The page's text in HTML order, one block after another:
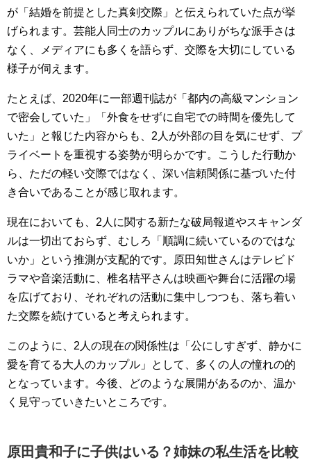
が「結婚を前提とした真剣交際」と伝えられていた点が挙
げられます。芸能人同士のカップルにありがちな派手さは
なく、メディアにも多くを語らず、交際を大切にしている
様子が伺えます。
たとえば、2020年に一部週刊誌が「都内の高級マンション
で密会していた」「外食をせずに自宅での時間を優先して
いた」と報じた内容からも、2人が外部の目を気にせず、プ
ライベートを重視する姿勢が明らかです。こうした行動か
ら、ただの軽い交際ではなく、深い信頼関係に基づいた付
き合いであることが感じ取れます。
現在においても、2人に関する新たな破局報道やスキャンダ
ルは一切出ておらず、むしろ「順調に続いているのではな
いか」という推測が支配的です。原田知世さんはテレビド
ラマや音楽活動に、椎名桔平さんは映画や舞台に活躍の場
を広げており、それぞれの活動に集中しつつも、落ち着い
た交際を続けていると考えられます。
このように、2人の現在の関係性は「公にしすぎず、静かに
愛を育てる大人のカップル」として、多くの人の憧れの的
となっています。今後、どのような展開があるのか、温か
く見守っていきたいところです。
原田貴和子に子供はいる？姉妹の私生活を比較